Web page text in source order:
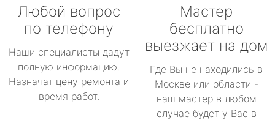
Любой вопрос
по телефону
Наши специалисты дадут
полную информацию.
Назначат цену ремонта и
время работ.
Мастер
бесплатно
выезжает на дом
Где Вы не находились в
Москве или области -
наш мастер в любом
случае будет у Вас в